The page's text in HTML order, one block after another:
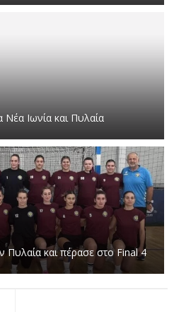
Νέα Ιωνία και Πυλαία
Πυλαία και πέρασε στο Final 4